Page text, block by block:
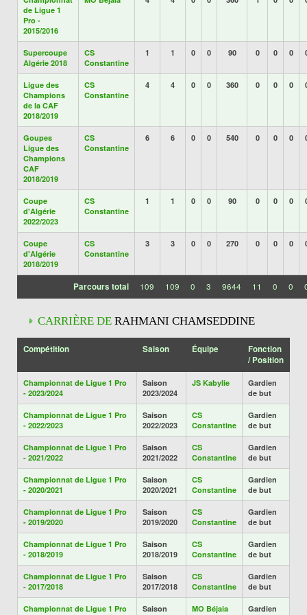
de Ligue 1
Pro -
2015/2016
Supercoupe
Algérie 2018
CS
Constantine
1 1 0 0 90 0 0 0
Ligue des
Champions
de la CAF
2018/2019
CS
Constantine
4 4 0 0 360 0 0 0
Goupes
Ligue des
Champions
CAF
2018/2019
CS
Constantine
6 6 0 0 540 0 0 0
Coupe
d'Algérie
2022/2023
CS
Constantine
1 1 0 0 90 0 0 0
Coupe
d'Algérie
2018/2019
CS
Constantine
3 3 0 0 270 0 0 0
Parcours total 109 109 0 3 9644 11 0 0
CARRIÈRE DE RAHMANI CHAMSEDDINE
Compétition Saison Équipe
Fonction
/ Position
Championnat de Ligue 1 Pro
- 2023/2024
Saison
2023/2024
JS Kabylie
Gardien
de but
Championnat de Ligue 1 Pro
- 2022/2023
Saison
2022/2023
CS
Constantine
Gardien
de but
Championnat de Ligue 1 Pro
- 2021/2022
Saison
2021/2022
CS
Constantine
Gardien
de but
Championnat de Ligue 1 Pro
- 2020/2021
Saison
2020/2021
CS
Constantine
Gardien
de but
Championnat de Ligue 1 Pro
- 2019/2020
Saison
2019/2020
CS
Constantine
Gardien
de but
Championnat de Ligue 1 Pro
- 2018/2019
Saison
2018/2019
CS
Constantine
Gardien
de but
Championnat de Ligue 1 Pro
- 2017/2018
Saison
2017/2018
CS
Constantine
Gardien
de but
Championnat de Ligue 1 Pro
Saison
MO Béjaia
Gardien